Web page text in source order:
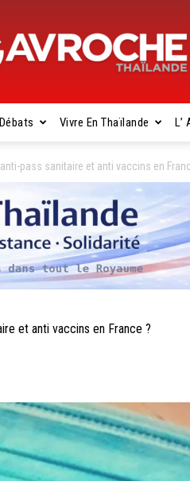
Gavroche
Thaïlande
Vivre En Thaïlande L’
pass sanitaire et anti vaccins en
et anti vaccins en France ?